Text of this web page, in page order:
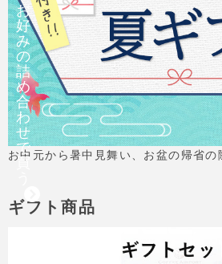
お中元から暑中見舞い、お盆の帰省の
ギフト商品
お
好
み
の
詰
め
合
わ
せ
で
買